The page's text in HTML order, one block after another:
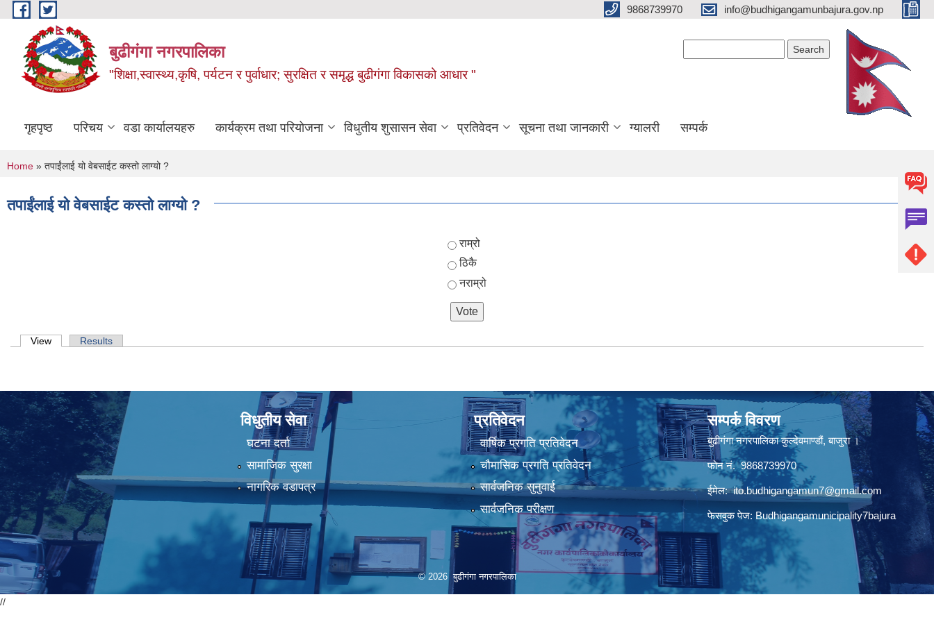
Skip to main content 9868739970 info@budhigangamunbajura.gov.np
बुढीगंगा नगरपालिका
"शिक्षा,स्वास्थ्य,कृषि, पर्यटन र पुर्वाधार; सुरक्षित र समृद्ध बुढीगंगा विकासको आधार "
गृहपृष्ठ परिचय वडा कार्यालयहरु कार्यक्रम तथा परियोजना विधुतीय शुसासन सेवा प्रतिवेदन सूचना तथा जानकारी ग्यालरी सम्पर्क
You are here
Home » तपाईंलाई यो वेबसाईट कस्तो लाग्यो ?
तपाईंलाई यो वेबसाईट कस्तो लाग्यो ?
Choices
राम्रो
ठिकै
नराम्रो
Primary tabs
View (active tab)
Results
विधुतीय सेवा
घटना दर्ता
सामाजिक सुरक्षा
नागरिक वडापत्र
प्रतिवेदन
वार्षिक प्रगति प्रतिवेदन
चौमासिक प्रगति प्रतिवेदन
सार्वजनिक सुनुवाई
सार्वजनिक परीक्षण
सम्पर्क विवरण
बुढीगंगा नगरपालिका कुल्देवमाण्डौं, बाजुरा ।
फोन नं. 9868739970
ईमेल:ito.budhigangamun7@gmail.com
फेसवुक पेज: Budhigangamunicipality7bajura
© 2026 बुढीगंगा नगरपालिका
//